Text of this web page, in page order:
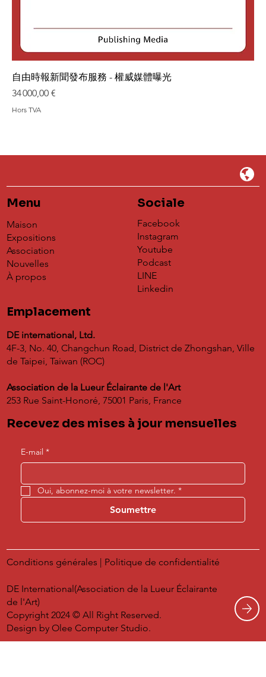
自由時報新聞發布服務 - 權威媒體曝光
Prix
34 000,00 €
Hors TVA
Menu
Maison
Expositions
Association
Nouvelles
À propos
Sociale
Facebook
Instagram
Youtube
Podcast
LINE
Linkedin
Emplacement
DE international, Ltd.
4F-3, No. 40, Changchun Road, District de Zhongshan, Ville
de Taipei, Taiwan (ROC)
Association de la Lueur Éclairante de l'Art
253 Rue Saint-Honoré, 75001 Paris, France
Recevez des mises à jour mensuelles
E-mail *
Oui, abonnez-moi à votre newsletter. *
Soumettre
Conditions générales | Politique de confidentialité
DE International(Association de la Lueur Éclairante
de l'Art)
Copyright 2024 © All Right Reserved.
Design byOlee Computer Studio.